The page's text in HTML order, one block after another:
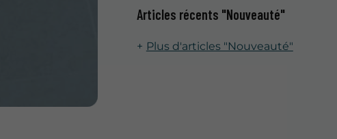
Articles récents "Nouveauté"
Plus d'articles "Nouveauté"